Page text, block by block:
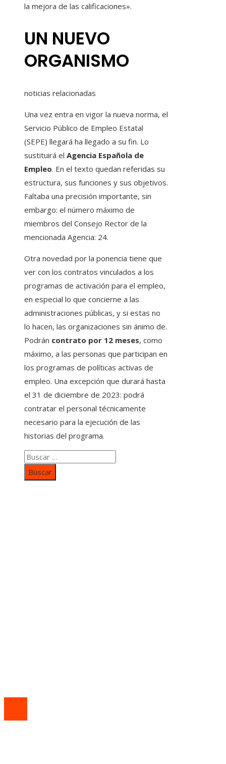
la mejora de las calificaciones».
UN NUEVO
ORGANISMO
noticias relacionadas
Una vez entra en vigor la nueva norma, el
Servicio Público de Empleo Estatal
(SEPE) llegará ha llegado a su fin. Lo
sustituirá el Agencia Española de
Empleo. En el texto quedan referidas su
estructura, sus funciones y sus objetivos.
Faltaba una precisión importante, sin
embargo: el número máximo de
miembros del Consejo Rector de la
mencionada Agencia: 24.
Otra novedad por la ponencia tiene que
ver con los contratos vinculados a los
programas de activación para el empleo,
en especial lo que concierne a las
administraciones públicas, y si estas no
lo hacen, las organizaciones sin ánimo de.
Podrán contrato por 12 meses, como
máximo, a las personas que participan en
los programas de políticas activas de
empleo. Una excepción que durará hasta
el 31 de diciembre de 2023: podrá
contratar el personal técnicamente
necesario para la ejecución de las
historias del programa.
Buscar: